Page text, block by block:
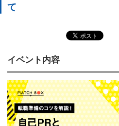
て
イベント内容